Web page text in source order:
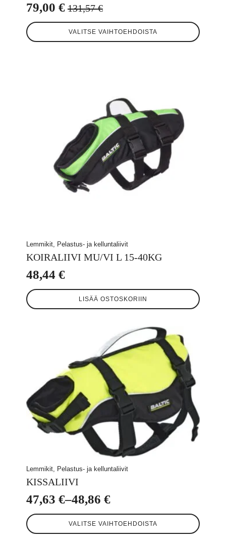
131,57€
Alkuperäinen
hinta
oli:
79,00 €
Nykyinen
hinta
on:
VALITSE VAIHTOEHDOISTA
Tällä
tuotteella
Lemmikit, Pelastus- ja kelluntaliivit
KOIRALIIVI MU/VI L 15-40KG
48,44 €
LISÄÄ OSTOSKORIIN
Lemmikit, Pelastus- ja kelluntaliivit
KISSALIIVI
47,63 €–48,86 €
Hintaluokka:
47,63 €
VALITSE VAIHTOEHDOISTA
Tällä
tuotteella